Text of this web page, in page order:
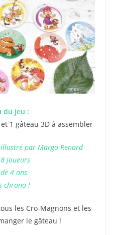
du jeu :
1 gâteau 3D à assembler
illustré par Margo Renard
joueurs
4 ans
chrono !
les Cro-Magnons et les
le gâteau !